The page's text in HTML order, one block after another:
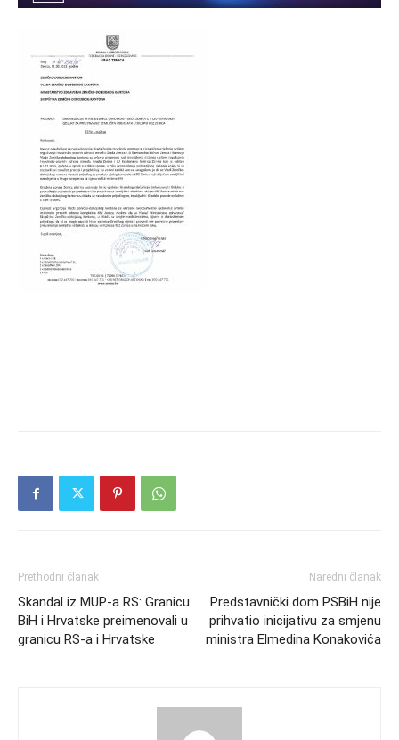
Prethodni članak
Skandal iz MUP-a RS: Granicu
BiH i Hrvatske preimenovali u
granicu RS-a i Hrvatske
Naredni članak
Predstavnički dom PSBiH nije
prihvatio inicijativu za smjenu
ministra Elmedina Konakovića